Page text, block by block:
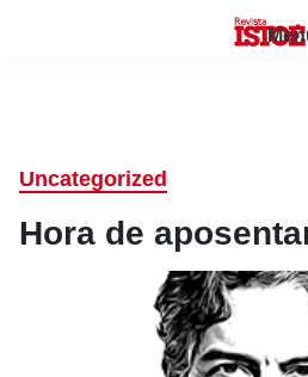
Uncategorized
Hora de